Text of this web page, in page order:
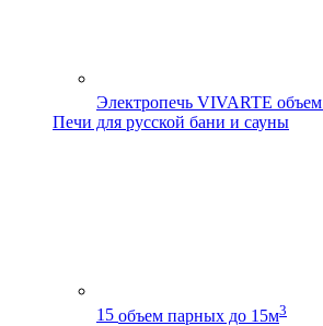
Электропечь VIVARTE
Печи для русской бани и сауны
15 объем парных до 15м3